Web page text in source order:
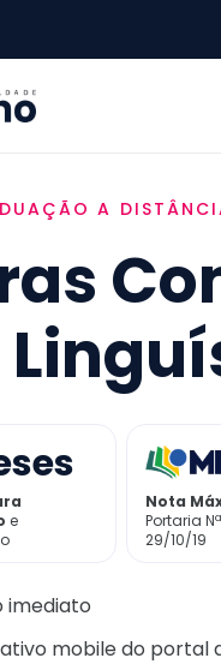
A
e
Nota
Portaria
29/10/19
imediato
mobile do portal